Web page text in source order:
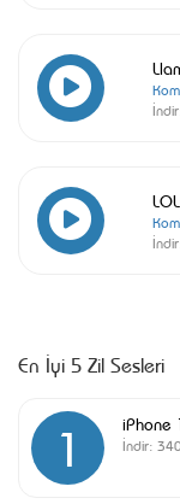
LOL
En İyi 5 Zil Sesleri
1 iPhone
İndir: